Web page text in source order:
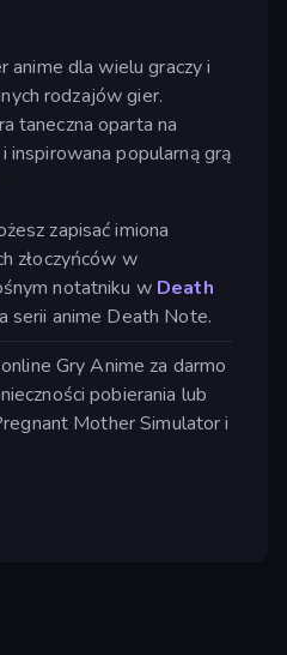
anime dla wielu graczy i
rodzajów gier.
taneczna oparta na
inspirowana popularną grą
zapisać imiona
złoczyńców w
notatniku w Death
serii anime Death Note.
Gry Anime za darmo
pobierania lub
Mother Simulator i